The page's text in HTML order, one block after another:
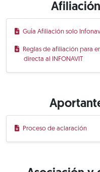
Guía Afiliación solo
Reglas de afiliación para
directa al INFONAVIT
Proceso de aclaración